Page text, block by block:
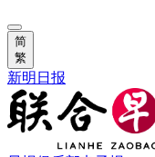
简
繁
新明日报